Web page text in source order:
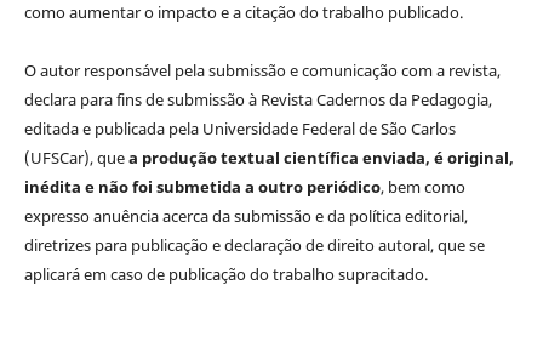
como aumentar o impacto e a citação do trabalho publicado.
O autor responsável pela submissão e comunicação com a revista,
declara para fins de submissão à Revista Cadernos da Pedagogia,
editada e publicada pela Universidade Federal de São Carlos
(UFSCar), quea produção textual científica enviada, é original,
inédita e não foi submetida a outro periódico, bem como
expresso anuência acerca da submissão e da política editorial,
diretrizes para publicação e declaração de direito autoral, que se
aplicará em caso de publicação do trabalho supracitado.